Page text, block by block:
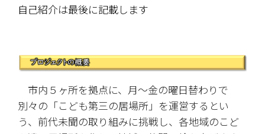
自己紹介は最後に記載します
市内５ヶ所を拠点に、月～金の曜日替わりで
別々の「こども第三の居場所」を運営するとい
う、前代未聞の取り組みに挑戦し、各地域のこど